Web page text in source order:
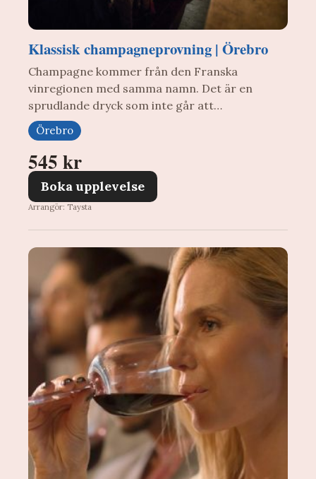
Klassisk champagneprovning | Örebro
Champagne kommer från den Franska
vinregionen med samma namn. Det är en
sprudlande dryck som inte går att…
Örebro
545 kr
Boka upplevelse
Arrangör: Taysta